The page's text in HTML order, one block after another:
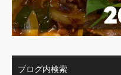
ブログ内検索